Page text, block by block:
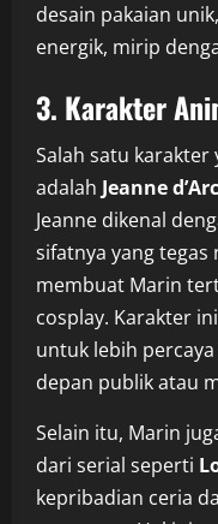
desain pakaian
energik, mirip
3. Karakter
Salah satu karakter
adalah Jeanne
Jeanne dikenal
sifatnya yang
membuat Marin
cosplay. Karakter
untuk lebih
depan publik atau
Selain itu, Marin
dari serial seperti
kepribadian ceria